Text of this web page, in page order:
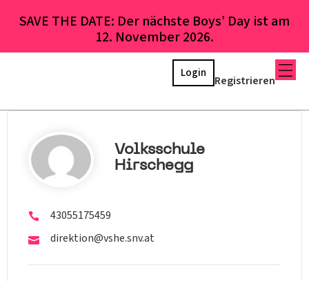
SAVE THE DATE: Der nächste Boys’ Day ist am
12. November 2026.
Registrieren
Login
Volksschule
Hirschegg
43055175459
direktion@vshe.snv.at